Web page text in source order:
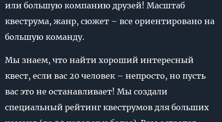
или большую компанию друзей! Масштаб
квеструма, жанр, сюжет – все ориентировано на
большую команду.
Мы знаем, что найти хороший интересный
квест, если вас 20 человек – непросто, но пусть
вас это не останавливает! Мы создали
специальный рейтинг квеструмов для больших